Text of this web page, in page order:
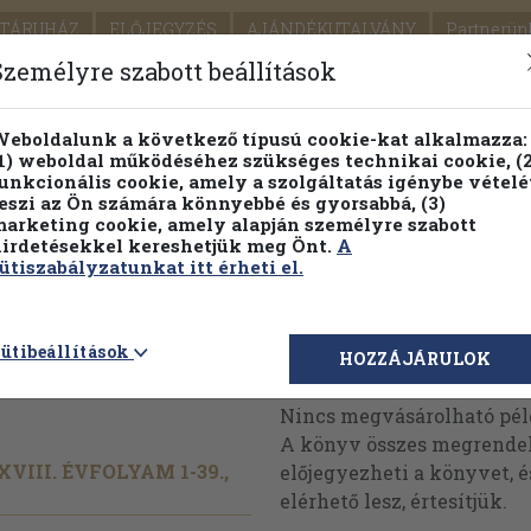
ELŐJEGYZÉS AJÁNDÉKUTALVÁNY
SEGÍTSÉG
PILLANATNYI ÁRAINK ÖRÖK TÖRTÉNETEK
Részletes kereső Témaköri fa
ÉVFOLYAM 1-39.,
Megvásárolható
Nincs megvásárolható
A könyv összes
előjegyezheti a könyvet,
elérhető lesz, értesítjük.
szabott beállítások
a következő típusú cookie-kat alkalmazza:
weboldal működéséhez szükséges technikai cookie,
cookie, amely a szolgáltatás igénybe
az Ön számára könnyebbé és gyorsabbá, (3)
cookie, amely alapján személyre szabott
kereshetjük meg Önt. A
itt érheti el.
HOZZÁJÁRULOK